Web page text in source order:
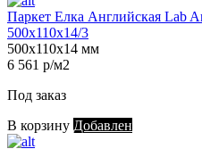
Паркет Елка Английская Lab
500х110х14/3
500х110х14 мм
6 561 р/м2
Под заказ
В корзину Добавлен